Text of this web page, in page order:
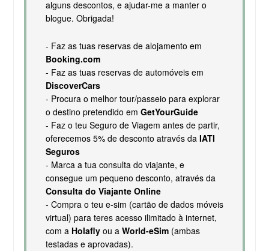
alguns descontos, e ajudar-me a manter o
blogue. Obrigada!
- Faz as tuas reservas de alojamento em
Booking.com
- Faz as tuas reservas de automóveis em
DiscoverCars
- Procura o melhor tour/passeio para explorar
o destino pretendido em GetYourGuide
- Faz o teu Seguro de Viagem antes de partir,
oferecemos 5% de desconto através da IATI
Seguros
- Marca a tua consulta do viajante, e
consegue um pequeno desconto, através da
Consulta do Viajante Online
- Compra o teu e-sim (cartão de dados móveis
virtual) para teres acesso ilimitado à internet,
com a Holaflyou a World-eSim(ambas
testadas e aprovadas).